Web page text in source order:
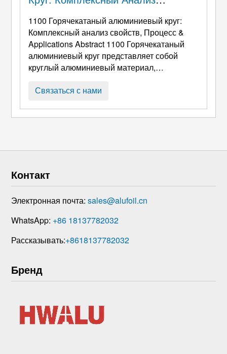
Свойств,
Process & Applications
1100 Горячекатаный алюминиевый круг:
Комплексный анализ свойств, Процесс &
Applications Abstract 1100 Горячекатаный
алюминиевый круг представляет собой
круглый алюминиевый материал,
1100 алюминиевый сплав методом горячей
работоспособность, делая это важной
Связаться с нами
Контакт
Электронная почта:sales@alufoil.cn
WhatsApp: +86 18137782032
Рассказывать:+8618137782032
Бренд